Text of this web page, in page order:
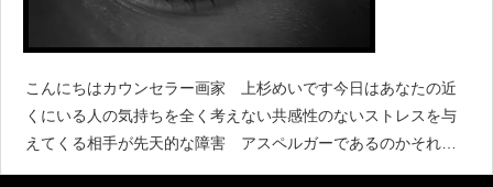
こんにちはカウンセラー画家 上杉めいです今日はあなたの近
くにいる人の気持ちを全く考えない共感性のないストレスを与
えてくる相手が先天的な障害 アスペルガーであるのかそれと
も自己愛性人格障害（後天的な障害 モラハラ）であるのかを